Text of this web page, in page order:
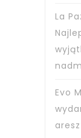
La
Evo